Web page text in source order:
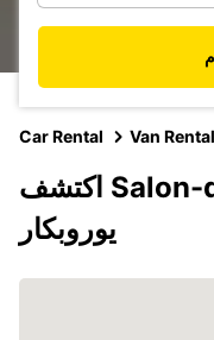
Car Rental Van
اكتشف Salon-de-Provence مع
يوروبكار